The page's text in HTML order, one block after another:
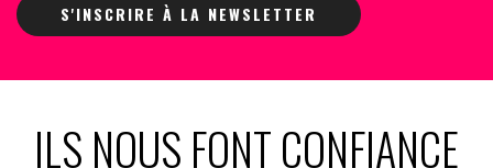
S'INSCRIRE À LA NEWSLETTER
ILS NOUS FONT CONFIANCE